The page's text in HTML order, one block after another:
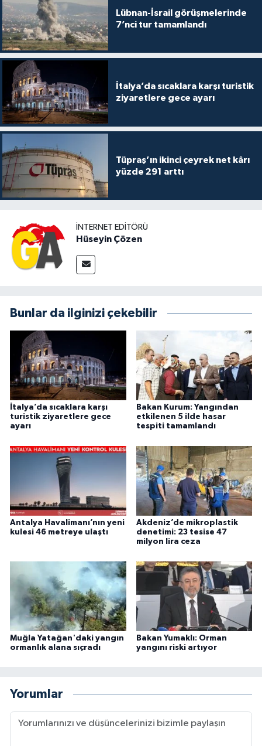
Lübnan-İsrail görüşmelerinde
7’nci tur tamamlandı
İtalya’da sıcaklara karşı turistik
ziyaretlere gece ayarı
Tüpraş’ın ikinci çeyrek net kârı
yüzde 291 arttı
İNTERNET EDITÖRÜ
Hüseyin Çözen
Bunlar da ilginizi çekebilir
İtalya’da sıcaklara karşı
turistik ziyaretlere gece
ayarı
Bakan Kurum: Yangından
etkilenen 5 ilde hasar
tespiti tamamlandı
Antalya Havalimanı’nın yeni
kulesi 46 metreye ulaştı
Akdeniz’de mikroplastik
denetimi: 23 tesise 47
milyon lira ceza
Muğla Yatağan'daki yangın
ormanlık alana sıçradı
Bakan Yumaklı: Orman
yangını riski artıyor
Yorumlar